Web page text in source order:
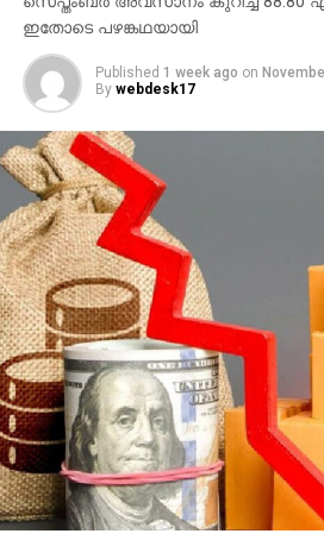
ഇതോടെ പഴങ്കഥയായി
Published 1 week ago on
By webdesk17